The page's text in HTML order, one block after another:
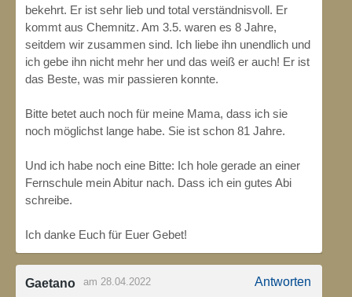
bekehrt. Er ist sehr lieb und total verständnisvoll. Er
kommt aus Chemnitz. Am 3.5. waren es 8 Jahre,
seitdem wir zusammen sind. Ich liebe ihn unendlich und
ich gebe ihn nicht mehr her und das weiß er auch! Er ist
das Beste, was mir passieren konnte.
Bitte betet auch noch für meine Mama, dass ich sie
noch möglichst lange habe. Sie ist schon 81 Jahre.
Und ich habe noch eine Bitte: Ich hole gerade an einer
Fernschule mein Abitur nach. Dass ich ein gutes Abi
schreibe.
Ich danke Euch für Euer Gebet!
Gaetano am 28.04.2022 Antworten